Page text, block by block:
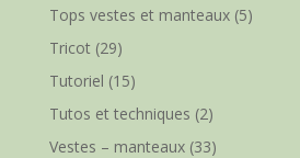
Tops vestes et manteaux(5)
Tricot (29)
Tutoriel (15)
Tutos et techniques (2)
Vestes – manteaux(33)